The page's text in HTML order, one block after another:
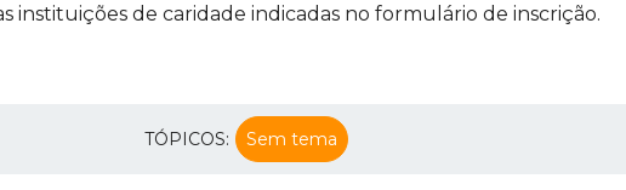
instituições de caridade indicadas no formulário de inscrição.
TÓPICOS: Sem tema